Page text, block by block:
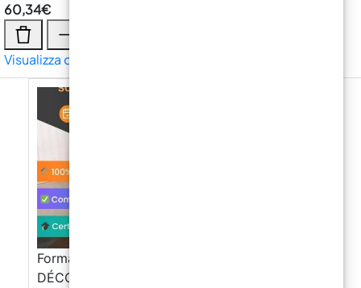
60,34€
Visualizza di più →
Formation SOLS EN RÉSINE – ÉPOXY
DÉCORATIF, SOLS INDUSTRIELS & SOL